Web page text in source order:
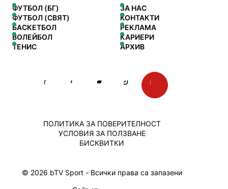
ФУТБОЛ (БГ)
ФУТБОЛ (СВЯТ)
БАСКЕТБОЛ
ВОЛЕЙБОЛ
ТЕНИС
ЗА НАС
КОНТАКТИ
РЕКЛАМА
КАРИЕРИ
АРХИВ
© 2026 bTV Sport - Всички права са запазени
ПОЛИТИКА ЗА ПОВЕРИТЕЛНОСТ
УСЛОВИЯ ЗА ПОЛЗВАНЕ
БИСКВИТКИ